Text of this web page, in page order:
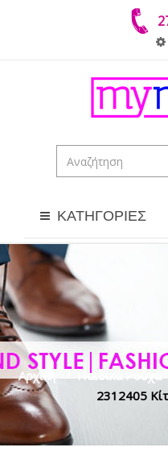
ΚΑΤΗΓΟΡΙΕΣ
Αρχική > Παιδικά Ρούχα
2312405